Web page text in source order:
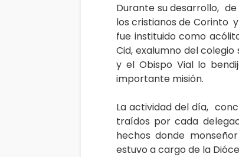
Durante su desarrollo,
los cristianos de Corinto y
fue instituido como
Cid, exalumno del
y el Obispo Vial lo
importante misión.
La actividad del día,
traídos por cada
hechos donde
estuvo a cargo de la